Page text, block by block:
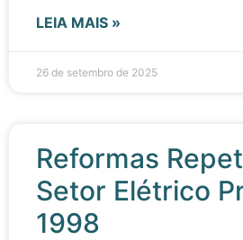
LEIA MAIS »
26 de setembro de 2025
Reformas
Setor Elétrico
1998